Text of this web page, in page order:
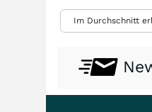
Im Durchschnitt